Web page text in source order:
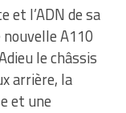
et l’ADN de sa
A110
le châssis
arrière, la
et une